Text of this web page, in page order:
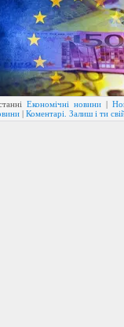
Економічні новини|
| Коментарі. Залиш і ти